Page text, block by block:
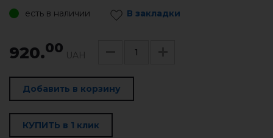
есть в наличии В закладки
920.00 UAH
Добавить в корзину
КУПИТЬ в 1 клик